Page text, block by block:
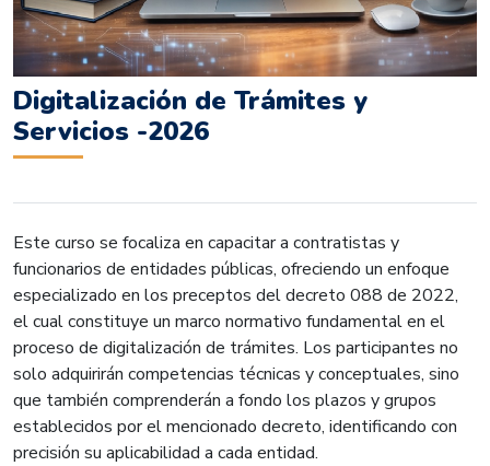
Digitalización de Trámites y
Servicios -2026
Este curso se focaliza en capacitar a contratistas y
funcionarios de entidades públicas, ofreciendo un enfoque
especializado en los preceptos del decreto 088 de 2022,
el cual constituye un marco normativo fundamental en el
proceso de digitalización de trámites. Los participantes no
solo adquirirán competencias técnicas y conceptuales, sino
que también comprenderán a fondo los plazos y grupos
establecidos por el mencionado decreto, identificando con
precisión su aplicabilidad a cada entidad.